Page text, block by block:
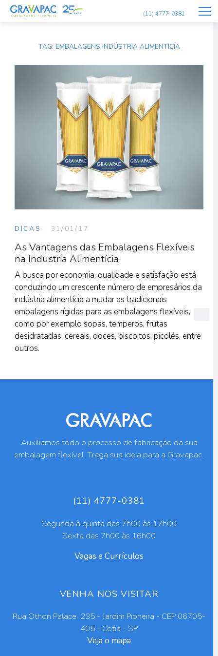
(11) 4777-0381
TAG: EMBALAGENS INDÚSTRIA ALIMENTICÍA
DICAS 31/01/17
As Vantagens das Embalagens Flexíveis
na Industria Alimentícia
A busca por economia, qualidade e satisfação está
conduzindo um crescente número de empresários da
indústria alimentícia a mudar as tradicionais
embalagens rígidas para as embalagens flexíveis,
como por exemplo sopas, temperos, frutas
desidratadas, cereais, doces, biscoitos, picolés, entre
outros.
Auxiliamos todo o processo de fabricação da sua
embalagem flexível. Traga sua ideia para a Gravapac.
(11) 4777-0381
Segunda à quinta das 7h00 às 17h00
Sexta das 7h00 às 16h00
Vagas e Currículos
VENHA NOS VISITAR
Rua Othon Palace, 235 - Jardim Pioneira - CEP 06705-
405 - Cotia - SP
Veja o mapa